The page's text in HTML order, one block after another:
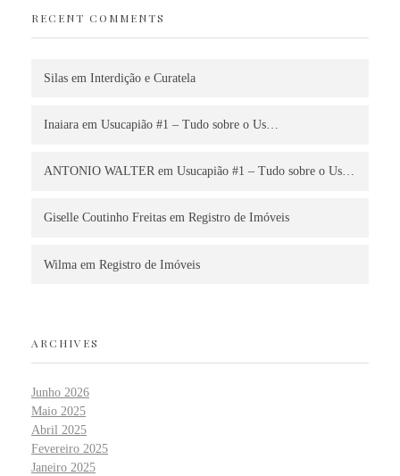
RECENT COMMENTS
Silas em Interdição e Curatela
Inaiara em Usucapião #1 – Tudo sobre o Us…
ANTONIO WALTER em Usucapião #1 – Tudo sobre o Us…
Giselle Coutinho Freitas em Registro de Imóveis
Wilma em Registro de Imóveis
ARCHIVES
Junho 2026
Maio 2025
Abril 2025
Fevereiro 2025
Janeiro 2025